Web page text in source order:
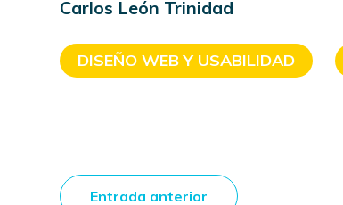
Carlos León Trinidad
DISEÑO WEB Y USABILIDAD
Entrada anterior